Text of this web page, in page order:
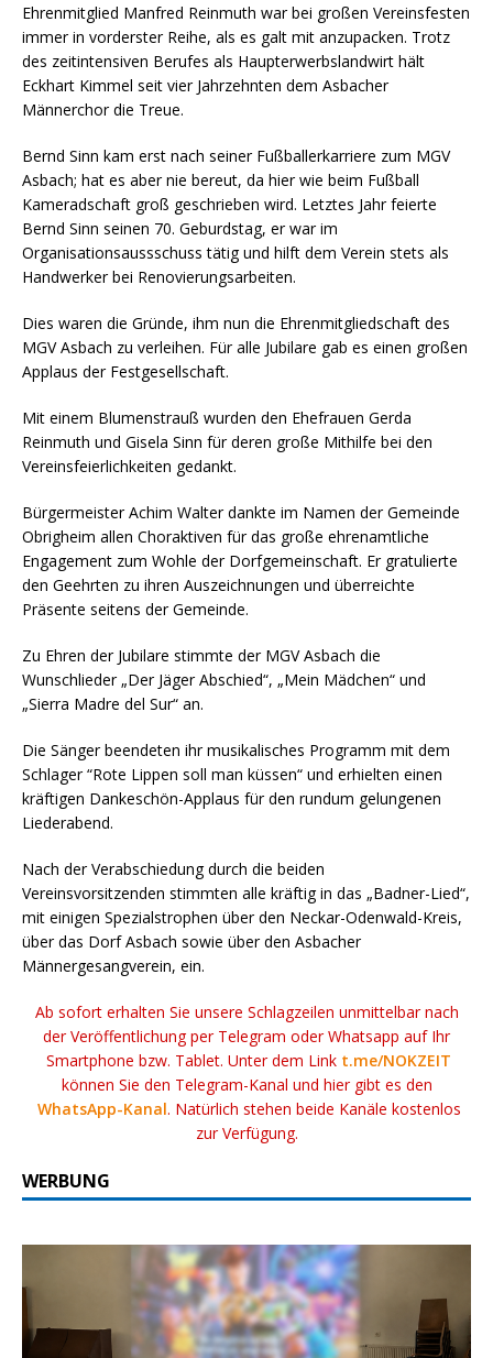
Ehrenmitglied Manfred Reinmuth war bei großen Vereinsfesten
immer in vorderster Reihe, als es galt mit anzupacken. Trotz
des zeitintensiven Berufes als Haupterwerbslandwirt hält
Eckhart Kimmel seit vier Jahrzehnten dem Asbacher
Männerchor die Treue.
Bernd Sinn kam erst nach seiner Fußballerkarriere zum MGV
Asbach; hat es aber nie bereut, da hier wie beim Fußball
Kameradschaft groß geschrieben wird. Letztes Jahr feierte
Bernd Sinn seinen 70. Geburdstag, er war im
Organisationsaussschuss tätig und hilft dem Verein stets als
Handwerker bei Renovierungsarbeiten.
Dies waren die Gründe, ihm nun die Ehrenmitgliedschaft des
MGV Asbach zu verleihen. Für alle Jubilare gab es einen großen
Applaus der Festgesellschaft.
Mit einem Blumenstrauß wurden den Ehefrauen Gerda
Reinmuth und Gisela Sinn für deren große Mithilfe bei den
Vereinsfeierlichkeiten gedankt.
Bürgermeister Achim Walter dankte im Namen der Gemeinde
Obrigheim allen Choraktiven für das große ehrenamtliche
Engagement zum Wohle der Dorfgemeinschaft. Er gratulierte
den Geehrten zu ihren Auszeichnungen und überreichte
Präsente seitens der Gemeinde.
Zu Ehren der Jubilare stimmte der MGV Asbach die
Wunschlieder „Der Jäger Abschied“, „Mein Mädchen“ und
„Sierra Madre del Sur“ an.
Die Sänger beendeten ihr musikalisches Programm mit dem
Schlager “Rote Lippen soll man küssen“ und erhielten einen
kräftigen Dankeschön-Applaus für den rundum gelungenen
Liederabend.
Nach der Verabschiedung durch die beiden
Vereinsvorsitzenden stimmten alle kräftig in das „Badner-Lied“,
mit einigen Spezialstrophen über den Neckar-Odenwald-Kreis,
über das Dorf Asbach sowie über den Asbacher
Männergesangverein, ein.
Ab sofort erhalten Sie unsere Schlagzeilen unmittelbar nach
der Veröffentlichung per Telegram oder Whatsapp auf Ihr
Smartphone bzw. Tablet. Unter dem Link t.me/NOKZEIT
können Sie den Telegram-Kanal und hier gibt es den
WhatsApp-Kanal. Natürlich stehen beide Kanäle kostenlos
zur Verfügung.
WERBUNG